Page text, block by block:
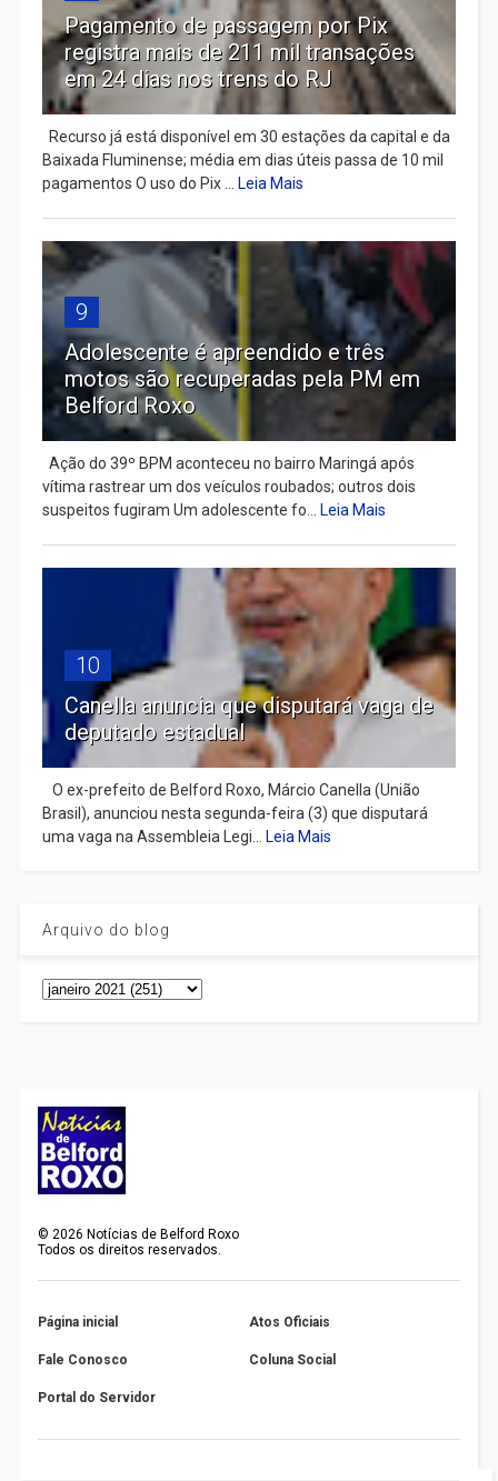
Pagamento de passagem por Pix
registra mais de 211 mil transações
em 24 dias nos trens do RJ
Recurso já está disponível em 30 estações da capital e da
Baixada Fluminense; média em dias úteis passa de 10 mil
pagamentos O uso do Pix ... Leia Mais
9
Adolescente é apreendido e três
motos são recuperadas pela PM em
Belford Roxo
Ação do 39º BPM aconteceu no bairro Maringá após
vítima rastrear um dos veículos roubados; outros dois
suspeitos fugiram Um adolescente fo... Leia Mais
10
Canella anuncia que disputará vaga de
deputado estadual
​ O ex-prefeito de Belford Roxo, Márcio Canella (União
Brasil), anunciou nesta segunda-feira (3) que disputará
uma vaga na Assembleia Legi... Leia Mais
Arquivo do blog
©2026 Notícias de Belford Roxo
Todos os direitos reservados.
Página inicial Atos Oficiais
Fale Conosco Coluna Social
Portal do Servidor